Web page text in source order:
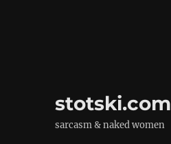
stotski.com
sarcasm & naked women